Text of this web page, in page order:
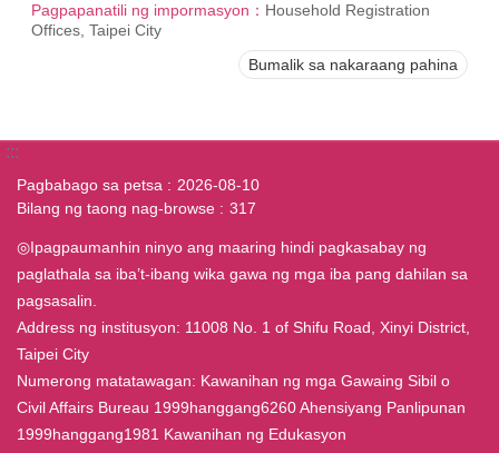
Pagpapanatili ng impormasyon： Household Registration
Offices, Taipei City
Bumalik sa nakaraang pahina
:::
Pagbabago sa petsa
2026-08-10
Bilang ng taong nag-browse
317
◎Ipagpaumanhin ninyo ang maaring hindi pagkasabay ng
paglathala sa iba’t-ibang wika gawa ng mga iba pang dahilan sa
pagsasalin.
Address ng institusyon: 11008 No. 1 of Shifu Road, Xinyi District,
Taipei City
Numerong matatawagan: Kawanihan ng mga Gawaing Sibil o
Civil Affairs Bureau 1999hanggang6260 Ahensiyang Panlipunan
1999hanggang1981 Kawanihan ng Edukasyon